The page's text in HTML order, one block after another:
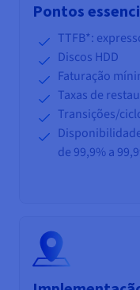
Pontos
TTFB*:
Discos HDD
Faturação
Taxas de
Transições/
de 99,9% a